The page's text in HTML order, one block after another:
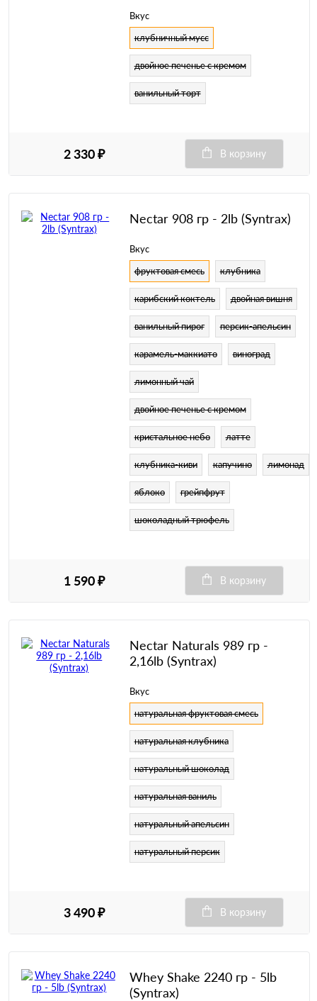
Вкус
клубничный мусс
двойное печенье с кремом
ванильный торт
2 330 ₽ В корзину
Nectar 908 гр - 2lb (Syntrax)
Вкус
фруктовая смесь
клубника
карибский коктель двойная вишня
ванильный пирог персик-апельсин
карамель-маккиато виноград
лимонный чай
двойное печенье с кремом
кристальное небо латте
клубника-киви капучино лимонад
яблоко грейпфрут
шоколадный трюфель
1 590 ₽ В корзину
Nectar Naturals 989 гр -
2,16lb (Syntrax)
Вкус
натуральная фруктовая смесь
натуральная клубника
натуральный шоколад
натуральная ваниль
натуральный апельсин
натуральный персик
3 490 ₽ В корзину
Whey Shake 2240 гр - 5lb
(Syntrax)